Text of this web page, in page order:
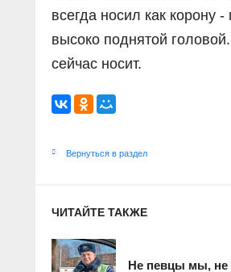
всегда носил как корону -
высоко поднятой
сейчас носит.
Вернуться в раздел
ЧИТАЙТЕ ТАКЖЕ
Не певцы мы, не